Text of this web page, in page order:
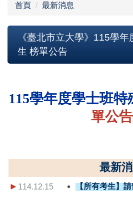
首頁 最新消息
《臺北市立大學》115學
生 榜單公告
115學年度學士班特
單公告
最新消
► 114.12.15 【所有考生】